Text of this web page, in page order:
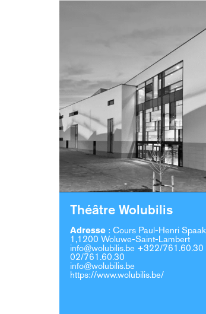
Théâtre Wolubilis
Adresse :Cours Paul-Henri Spaak
1,1200 Woluwe-Saint-Lambert
info@wolubilis.be +322/761.60.30
02/761.60.30
info@wolubilis.be
https://www.wolubilis.be/